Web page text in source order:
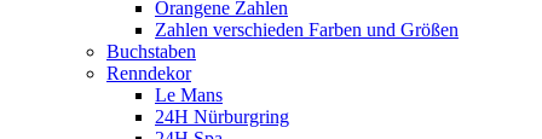
Orangene Zahlen
Zahlen verschieden Farben und Größen
Buchstaben
Renndekor
Le Mans
24H Nürburgring